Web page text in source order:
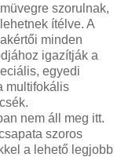
szorulnak,
ítélve. A
minden
igazítják a
egyedi
multifokális
nem áll meg itt.
szoros
a lehető legjobb